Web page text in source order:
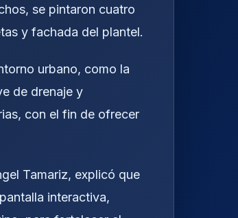
se pintaron cuatro
y fachada del plantel.
urbano, como la
de drenaje y
con el fin de ofrecer
Tamariz, explicó que
interactiva,